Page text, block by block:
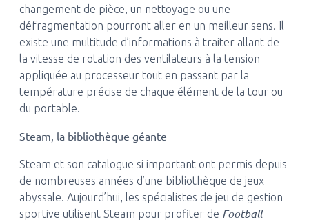
changement de pièce, un nettoyage ou une
défragmentation pourront aller en un meilleur sens. Il
existe une multitude d’informations à traiter allant de
la vitesse de rotation des ventilateurs à la tension
appliquée au processeur tout en passant par la
température précise de chaque élément de la tour ou
du portable.
Steam, la bibliothèque géante
Steam et son catalogue si important ont permis depuis
de nombreuses années d’une bibliothèque de jeux
abyssale. Aujourd’hui, les spécialistes de jeu de gestion
sportive utilisent Steam pour profiter de Football